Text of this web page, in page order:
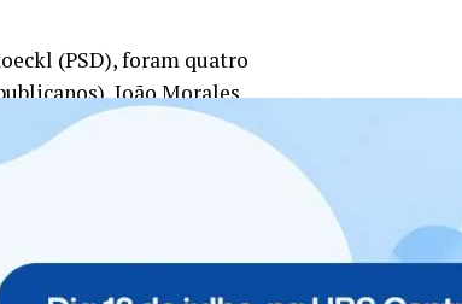
(PSD), foram quatro
João Morales
direito a voto. Nesse caso,
Carvalho (PSD) tomou
de votar o pedido de